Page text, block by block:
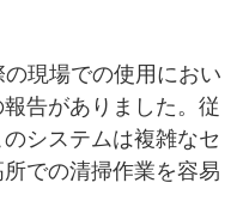
の現場での使用におい
告がありました。従
システムは複雑なセ
での清掃作業を容易